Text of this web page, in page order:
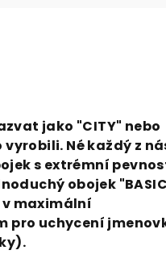
jako "CITY" nebo
Né každý z
s extrémní
obojek
v maximální
pro uchycení